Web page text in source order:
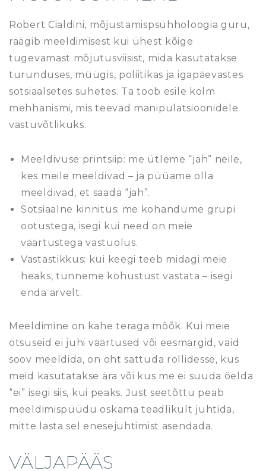
Robert Cialdini, mõjustamispsühholoogia guru,
räägib meeldimisest kui ühest kõige
tugevamast mõjutusviisist, mida kasutatakse
turunduses, müügis, poliitikas ja igapäevastes
sotsiaalsetes suhetes. Ta toob esile kolm
mehhanismi, mis teevad manipulatsioonidele
vastuvõtlikuks.
Meeldivuse printsiip: me ütleme “jah” neile,
kes meile meeldivad – ja püüame olla
meeldivad, et saada “jah”.
Sotsiaalne kinnitus: me kohandume grupi
ootustega, isegi kui need on meie
väärtustega vastuolus.
Vastastikkus: kui keegi teeb midagi meie
heaks, tunneme kohustust vastata – isegi
enda arvelt.
Meeldimine on kahe teraga mõõk. Kui meie
otsuseid ei juhi väärtused või eesmärgid, vaid
soov meeldida, on oht sattuda rollidesse, kus
meid kasutatakse ära või kus me ei suuda öelda
“ei” isegi siis, kui peaks. Just seetõttu peab
meeldimispüüdu oskama teadlikult juhtida,
mitte lasta sel enesejuhtimist asendada.
VÄLJAPÄÄS